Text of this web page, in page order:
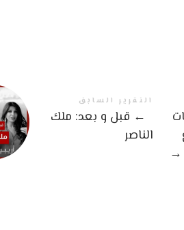
التقرير السابق
← قبل و بعد: ملك
الناصر
→